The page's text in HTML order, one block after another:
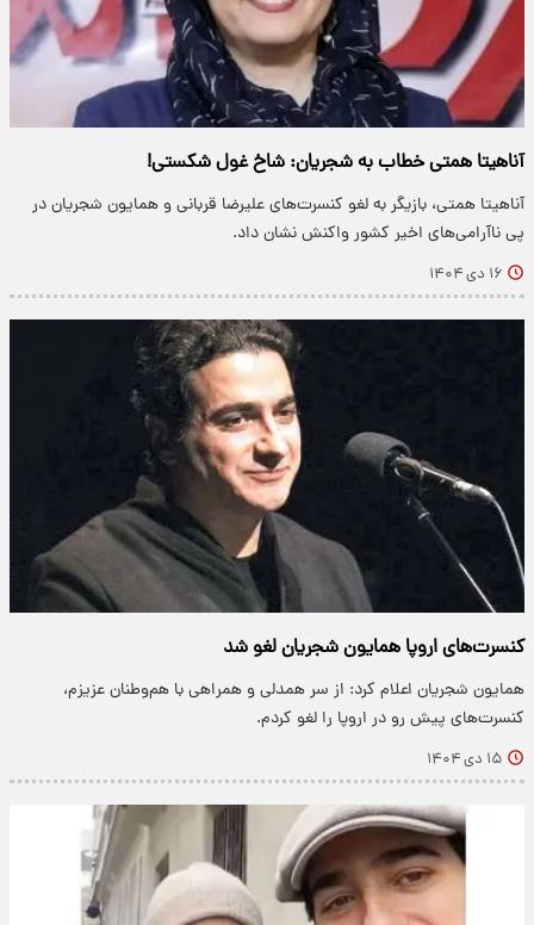
آناهیتا همتی خطاب به شجریان: شاخ غول شکستی!
آناهیتا همتی، بازیگر به لغو کنسرت‌های علیرضا قربانی و همایون شجریان در
پی ناآرامی‌های اخیر کشور واکنش نشان داد.
۱۶ دی ۱۴۰۴
کنسرت‌های اروپا همایون شجریان لغو شد
همایون شجریان اعلام کرد: از سر همدلی و همراهی با هم‌وطنان عزیزم،
کنسرت‌های پیش رو در اروپا را لغو کردم.
۱۵ دی ۱۴۰۴